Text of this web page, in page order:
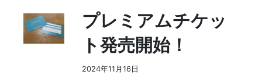
プレミアムチケッ
ト発売開始！
2024年11月16日